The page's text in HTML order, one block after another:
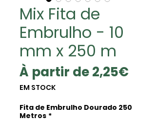
Mix Fita de
Embrulho - 10
mm x 250 m
À partir de2,25€
EM STOCK
Fita de Embrulho Dourado 250
Metros *